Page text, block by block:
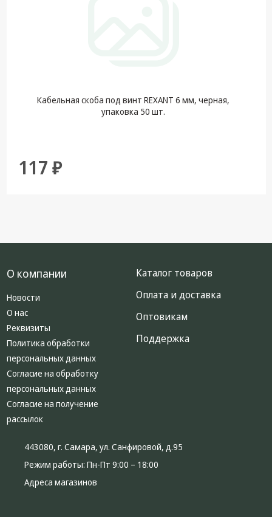
Кабельная скоба под винт REXANT 6 мм, черная,
упаковка 50 шт.
117 ₽
О компании
Новости
О нас
Реквизиты
Политика обработки
персональных данных
Согласие на обработку
персональных данных
Согласие на получение
рассылок
Каталог товаров
Оплата и доставка
Оптовикам
Поддержка
443080, г. Самара, ул. Санфировой, д.95
Режим работы: Пн-Пт 9:00 – 18:00
Адреса магазинов